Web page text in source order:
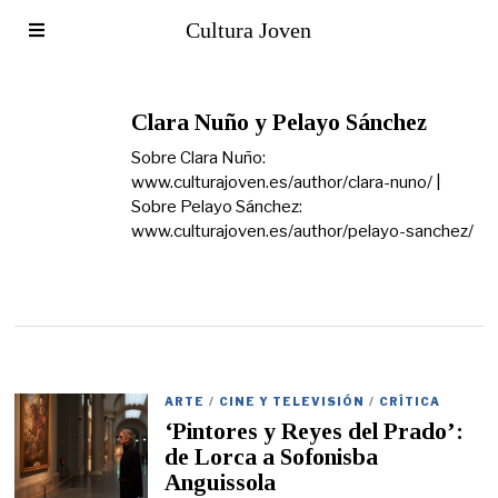
Cultura Joven
Clara Nuño y Pelayo Sánchez
Sobre Clara Nuño:
www.culturajoven.es/author/clara-nuno/ |
Sobre Pelayo Sánchez:
www.culturajoven.es/author/pelayo-sanchez/
ARTE / CINE Y TELEVISIÓN / CRÍTICA
‘Pintores y Reyes del Prado’:
de Lorca a Sofonisba
Anguissola